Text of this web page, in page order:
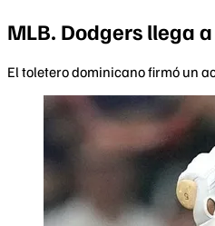
MLB. Dodgers llega
El toletero dominicano firmó un